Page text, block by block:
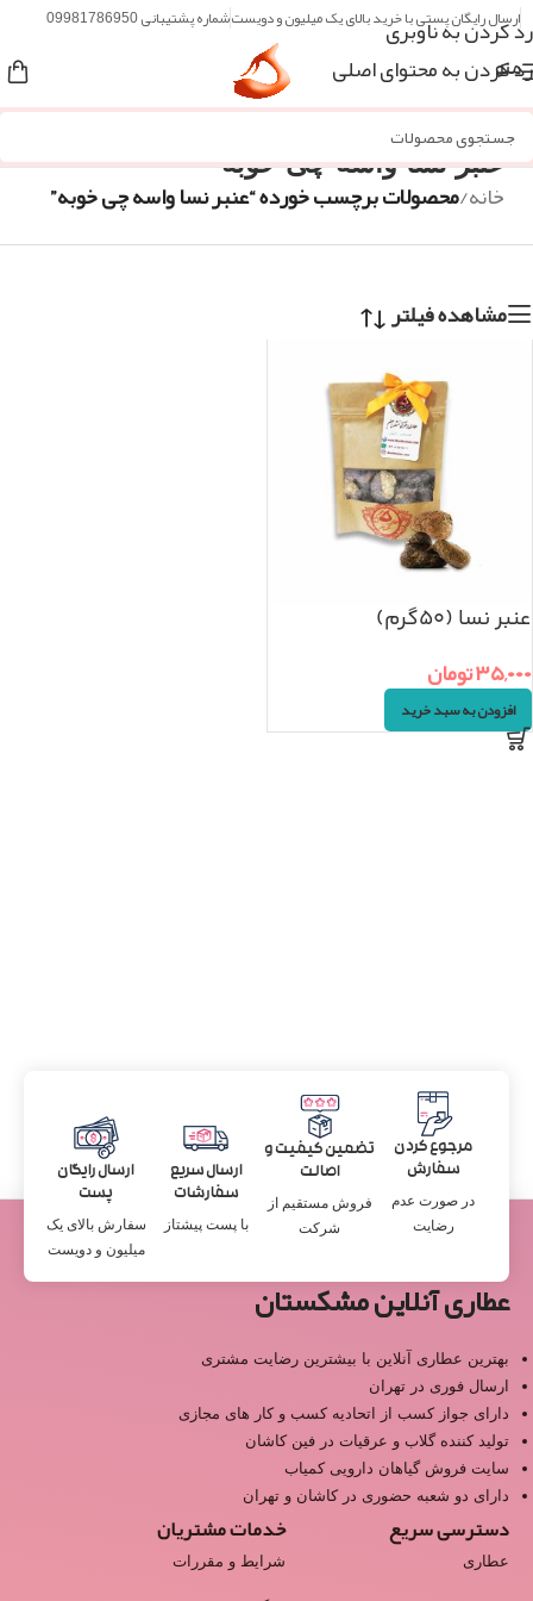
رد کردن به ناوبری
رد کردن به محتوای اصلی
ارسال رایگان پستی با خرید بالای یک میلیون و دویستشماره پشتیبانی 09981786950
منو
عنبر نسا واسه چی خوبه
خانه/محصولات برچسب خورده “عنبر نسا واسه چی خوبه”
مشاهده فیلتر
عنبر نسا (۵۰گرم)
۳۵,۰۰۰تومان
افزودن به سبد خرید
مرجوع کردن
سفارش
در صورت عدم
رضایت
تضمین کیفیت و
اصالت
فروش مستقیم از
شرکت
ارسال سریع
سفارشات
با پست پیشتاز
ارسال رایگان
پست
سفارش بالای یک
میلیون و دویست
عطاری آنلاین مشکستان
بهترین عطاری آنلاین با بیشترین رضایت مشتری
ارسال فوری در تهران
دارای جواز کسب از اتحادیه کسب و کار های مجازی
تولید کننده گلاب و عرقیات در فین کاشان
سایت فروش گیاهان دارویی کمیاب
دارای دو شعبه حضوری در کاشان و تهران
دسترسی سریع
عطاری
خدمات مشتریان
شرایط و مقررات